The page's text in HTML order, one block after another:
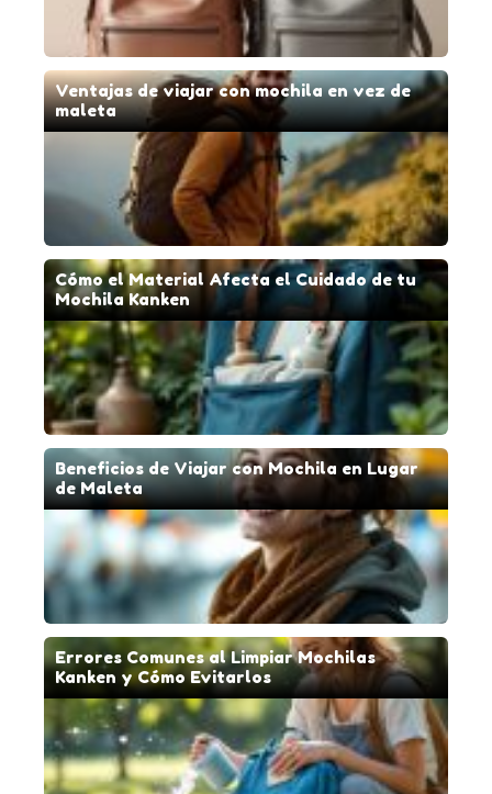
Ventajas de viajar con mochila en vez de
maleta
Cómo el Material Afecta el Cuidado de tu
Mochila Kanken
Beneficios de Viajar con Mochila en Lugar
de Maleta
Errores Comunes al Limpiar Mochilas
Kanken y Cómo Evitarlos